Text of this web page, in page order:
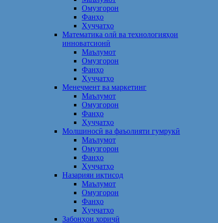
Омузгорон
Фанҳо
Ҳуҷҷатҳо
Математика олӣ ва технологияҳои
инноватсионӣ
Маълумот
Омузгорон
Фанҳо
Ҳуҷҷатҳо
Менеҷмент ва маркетинг
Маълумот
Омузгорон
Фанҳо
Ҳуҷҷатҳо
Молшиносӣ ва фаъолияти гумрукӣ
Маълумот
Омузгорон
Фанҳо
Ҳуҷҷатҳо
Назарияи иқтисод
Маълумот
Омузгорон
Фанҳо
Ҳуҷҷатҳо
Забонҳои хориҷӣ